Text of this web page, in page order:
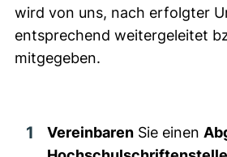
wird von uns, nach erfolgter
entsprechend weitergeleitet
mitgegeben.
Vereinbaren Sie einen